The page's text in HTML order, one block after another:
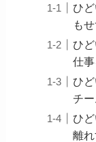
ひ
も
ひ
仕
ひ
チ
ひ
離